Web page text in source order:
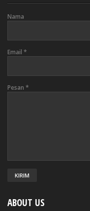
Nama
Email *
Pesan *
ABOUT US